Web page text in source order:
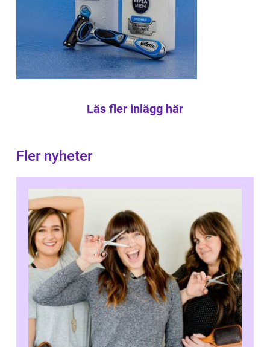
Läs fler inlägg här
Fler nyheter